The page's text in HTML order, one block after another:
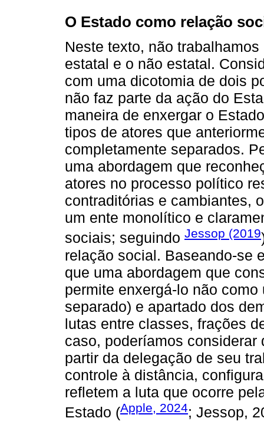
O Estado como relação
Neste texto, não
estatal e o não estatal.
com uma dicotomia de dois
não faz parte da ação do
maneira de enxergar o
tipos de atores que
completamente separados.
uma abordagem que
atores no processo político
contraditórias e cambiantes,
um ente monolítico e
sociais; seguindo Jessop (2019
relação social. Baseando-se
que uma abordagem que
permite enxergá-lo não
separado) e apartado dos
lutas entre classes, frações
caso, poderíamos
partir da delegação de seu
controle à distância,
refletem a luta que ocorre
Estado (Apple, 2024; Jessop,